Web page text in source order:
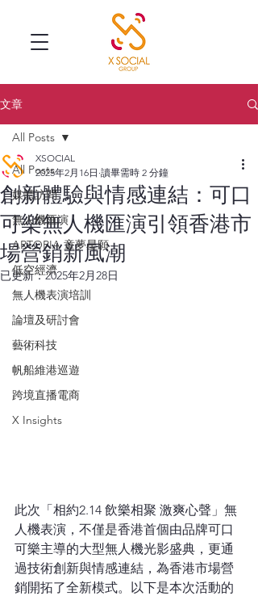
文章
All Posts
媒體訪問
無人機匯演
ARTOPIA 童夢星願
低空經濟
無人機表演培訓
論壇及研討會
藝術科技
帆船維港巡遊
跨境直播電商
X Insights
All Posts
創新體驗與情感連結：可口
可樂無人機匯演引領香港市
場營銷新風潮
XSOCIAL
2025年2月16日 讀畢需時 2 分鐘
已更新：2025年2月28日
此次「相約2.14 飲樂相聚 激爽心聲」無
人機表演，不僅是香港首個由品牌可口
可樂主導的大型無人機光影盛典，更通
過技術創新與情感連結，為香港市場營
銷開拓了全新模式。以下是本次活動的